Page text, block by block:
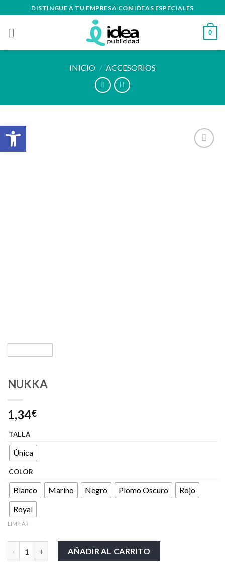
to
content
DISTINGUE A TU EMPRESA CON IDEAS ESPECIALES
0
INICIO / ACCESORIOS
NUKKA
1,34€
TALLA
Única
COLOR
Blanco Marino Negro Plomo Oscuro
Rojo
Royal
LIMPIAR
AÑADIR AL CARRITO
Abrir barra de herramientas